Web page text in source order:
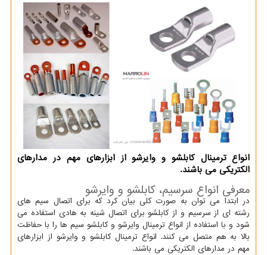
انواع ترمینال كابلشو و وایرشو از ابزارهای مهم در مدارهای
الكتریكی می باشند.
معرفی انواع سرسیم، کابلشو و وایرشو
در ابتدا می توان به صورت کلی بیان کرد که برای اتصال سیم های
رشته ای از سرسیم و از کابلشو برای اتصال شینه به هادی استفاده می
شود و با استفاده از انواع ترمینال وایرشو و کابلشو سیم ها را با حفاظت
بالا به هم متصل می کنند. انواع ترمینال کابلشو و وایرشو از ابزارهای
مهم در مدارهای الکتریکی می باشند.